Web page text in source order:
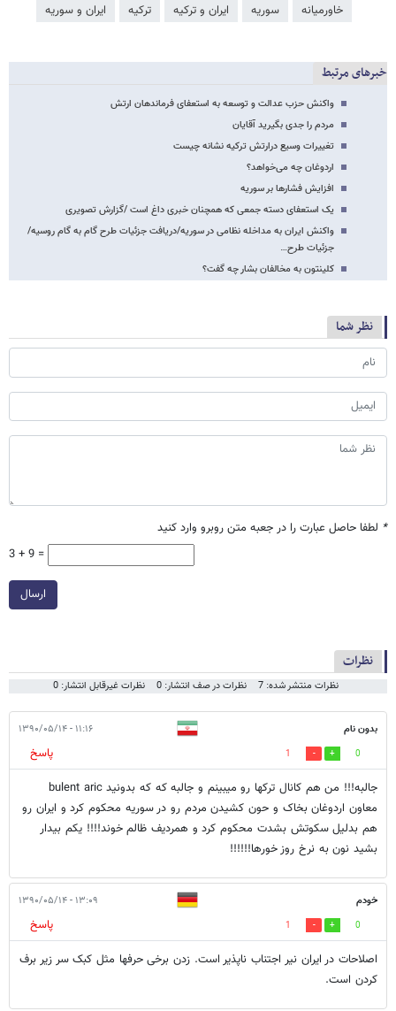
خاورمیانه سوریه ایران و ترکیه ترکیه ایران و سوریه
خبرهای مرتبط
واکنش حزب عدالت و توسعه به استعفای فرماندهان ارتش
مردم را جدی بگیرید آقایان
تغییرات وسیع درارتش ترکیه نشانه چیست
اردوغان چه می‌خواهد؟
افزایش فشارها بر سوریه
یک استعفای دسته جمعی که همچنان خبری داغ است /گزارش تصویری
واکنش ایران به مداخله نظامی در سوریه/دریافت جزئیات طرح گام به گام روسیه/
جزئیات طرح…
کلینتون به مخالفان بشار چه گفت؟
نظر شما
* لطفا حاصل عبارت را در جعبه متن روبرو وارد کنید
3 + 9 =
ارسال
نظرات
نظرات منتشر شده: 7 نظرات در صف انتشار: 0 نظرات غیرقابل انتشار: 0
بدون نام ۱۱:۱۶ - ۱۳۹۰/۰۵/۱۴
0
1
پاسخ
جالبه!!! من هم کانال ترکها رو میبینم و جالبه که که بدونید bulent aric
معاون اردوغان بخاک و حون کشیدن مردم رو در سوریه محکوم کرد و ایران رو
هم بدلیل سکوتش بشدت محکوم کرد و همردیف ظالم خوند!!!! یکم بیدار
بشید نون به نرخ روز خورها!!!!!!
خودم ۱۳:۰۹ - ۱۳۹۰/۰۵/۱۴
0
1
پاسخ
اصلاحات در ایران نیر اجتناب ناپذیر است. زدن برخی حرفها مثل کبک سر زیر برف
کردن است.